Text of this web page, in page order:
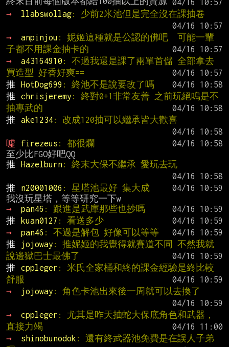
→
llabswollag: 少前2米池但是完全沒在課抽卷
→
anpinjou : 妮姬這種就是公認的佛吧  可能一輩
子都不用課金抽卡的
→
a43164910 : 不過我還是課了兩單首儲 全部拿去
買造型 好香好爽==
推
HotDog699 : 終池不是說要改了嗎
推
chrisjeremy : 終對0+1非常友善 之前玩絕鳴是不
抽專武的
推
ake1234: 改成120抽可以繼承皆大歡喜
噓
firezeus : 都很爛
推
Hazelburn: 終末大保不繼承 愛玩去玩
推
n20001006 : 星塔池最好 集大成
→
pan46 : 跟進是武庫那些也抄嗎
推
kuan0127 : 看送多少
→
pan46 : 不過是解包 好像可以等等
推
jojoway : 推妮姬的我覺得就賽道不同 不然我就
說邊獄巴士最佛了
推
cppleger : 米氏全家桶和終的課金經驗是終比較
舒服
→
jojoway : 角色卡池出來後一周就可以去換了
→
cppleger : 尤其是昨天抽蛇大保底角色和武器，
直接力竭
→
shinobunodok : 還有終武器池免費是在誤人子弟